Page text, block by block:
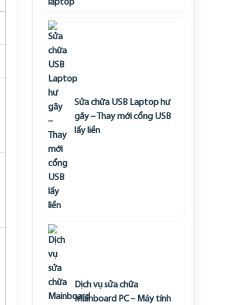
Sửa chữa USB Laptop hư
gãy – Thay mới cổng USB
lấy liền
Dịch vụ sửa chữa
Mainboard PC – Máy tính